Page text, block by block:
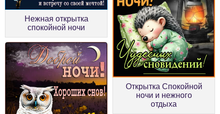
Нежная открытка
спокойной ночи
Открытка Спокойной
ночи и нежного
отдыха